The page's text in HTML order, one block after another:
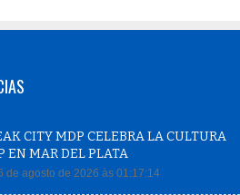
CITY MDP CELEBRA LA CULTURA
EN MAR DEL PLATA
de agosto de 2026 às 01:17:14